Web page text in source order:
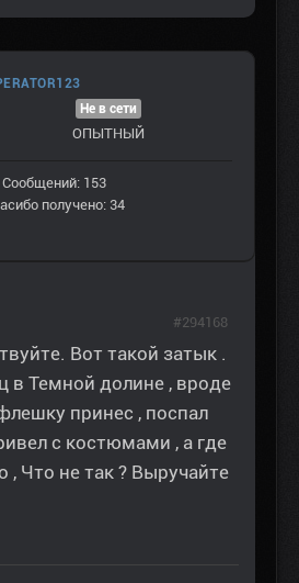
Не в сети
ОПЫТНЫЙ
Сообщений: 153
получено: 34
Вот такой затык .
в Темной долине , вроде
принес , поспал
с костюмами , а где
, Что не так ? Выручайте
#294168